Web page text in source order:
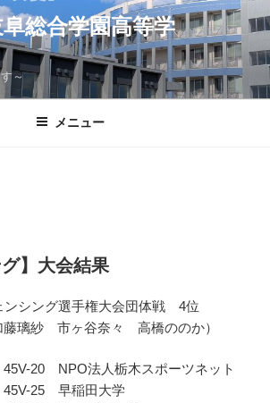
総合学園高等学
～
メニュー
グ】大会結果
ンシング選手権大会団体戦 4位
藤璃紗 市ヶ谷奈々 高橋ののか）
20 NPO法人栃木スポーツネット
25 早稲田大学